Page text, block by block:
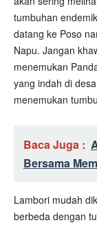
tumbuhan
datang ke Poso
Napu. Jangan
menemukan
yang indah di
menemukan
Baca Juga :
Bersama
Lambori mudah
berbeda dengan